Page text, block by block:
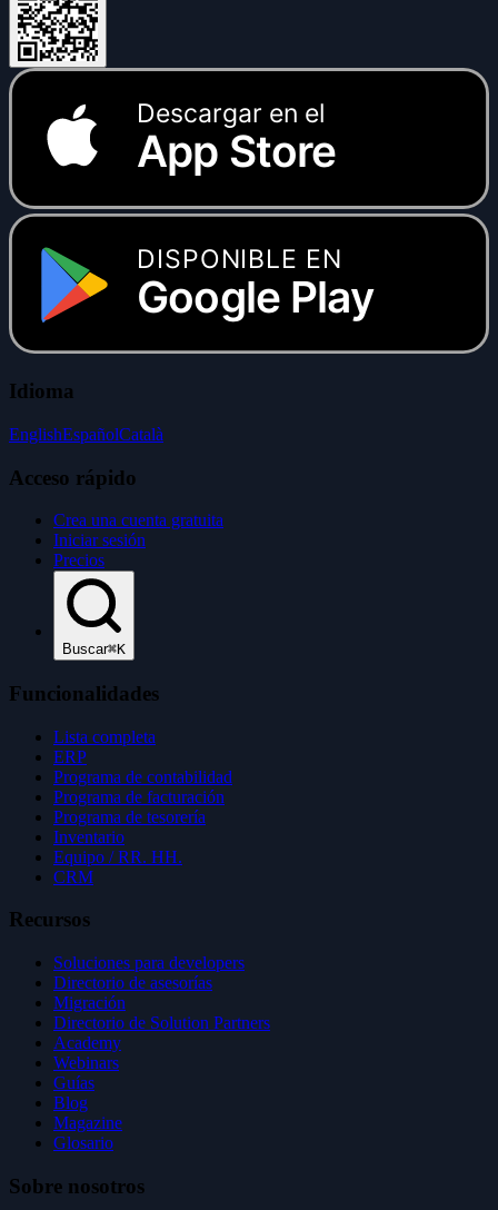
Descargar en el
App Store
DISPONIBLE EN
Google Play
Idioma
EnglishEspañolCatalà
Acceso rápido
Crea una cuenta gratuita
Iniciar sesión
Precios
Buscar⌘K
Funcionalidades
Lista completa
ERP
Programa de contabilidad
Programa de facturación
Programa de tesorería
Inventario
Equipo / RR. HH.
CRM
Recursos
Soluciones para developers
Directorio de asesorías
Migración
Directorio de Solution Partners
Academy
Webinars
Guías
Blog
Magazine
Glosario
Sobre nosotros